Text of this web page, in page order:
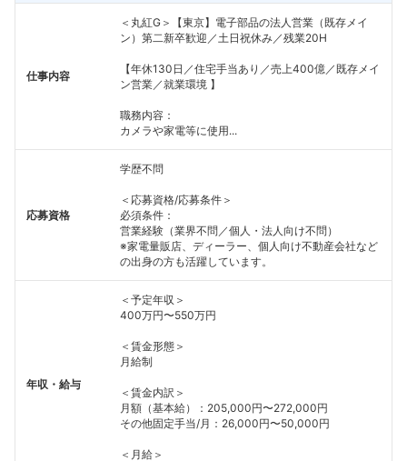
仕事内容
＜丸紅G＞【東京】電子部品の法人営業（既存メイ
ン）第二新卒歓迎／土日祝休み／残業20H
【年休130日／住宅手当あり／売上400億／既存メイ
ン営業／就業環境 】
職務内容：
カメラや家電等に使用...
応募資格
学歴不問
＜応募資格/応募条件＞
必須条件：
営業経験（業界不問／個人・法人向け不問）
※家電量販店、ディーラー、個人向け不動産会社など
の出身の方も活躍しています。
年収・給与
＜予定年収＞
400万円〜550万円
＜賃金形態＞
月給制
＜賃金内訳＞
月額（基本給）：205,000円〜272,000円
その他固定手当/月：26,000円〜50,000円
＜月給＞